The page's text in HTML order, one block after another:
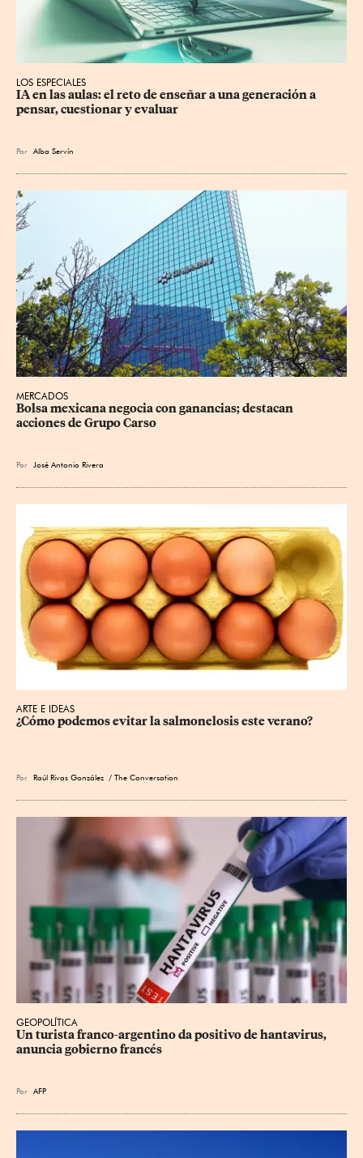
LOS ESPECIALES
IA en las aulas: el reto de enseñar a una generación a
pensar, cuestionar y evaluar
Por Alba Servín
MERCADOS
Bolsa mexicana negocia con ganancias; destacan
acciones de Grupo Carso
Por José Antonio Rivera
ARTE E IDEAS
¿Cómo podemos evitar la salmonelosis este verano?
Por Raúl Rivas González / The Conversation
GEOPOLÍTICA
Un turista franco-argentino da positivo de hantavirus,
anuncia gobierno francés
Por AFP